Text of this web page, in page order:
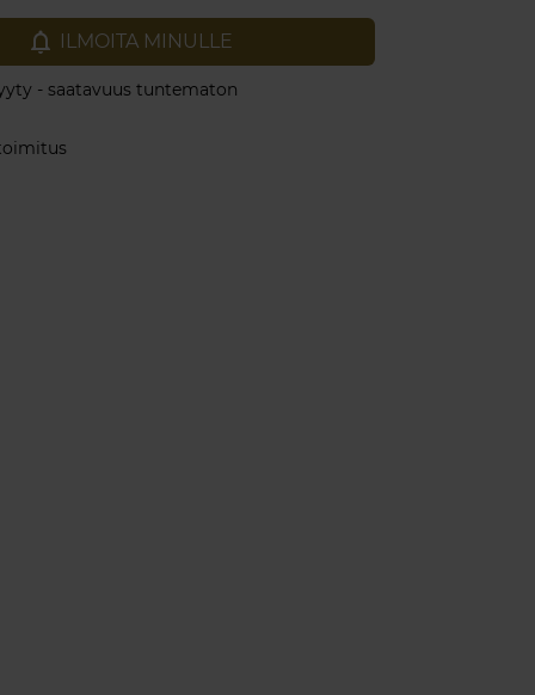
notifications_none ILMOITA MINULLE
- saatavuus tuntematon